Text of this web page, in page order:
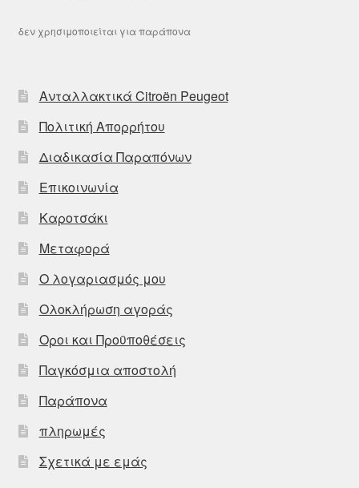
δεν χρησιμοποιείται για παράπονα
Ανταλλακτικά Citroën Peugeot
Πολιτική Απορρήτου
Διαδικασία Παραπόνων
Επικοινωνία
Καροτσάκι
Μεταφορά
Ο λογαριασμός μου
Ολοκλήρωση αγοράς
Οροι και Προϋποθέσεις
Παγκόσμια αποστολή
Παράπονα
πληρωμές
Σχετικά με εμάς